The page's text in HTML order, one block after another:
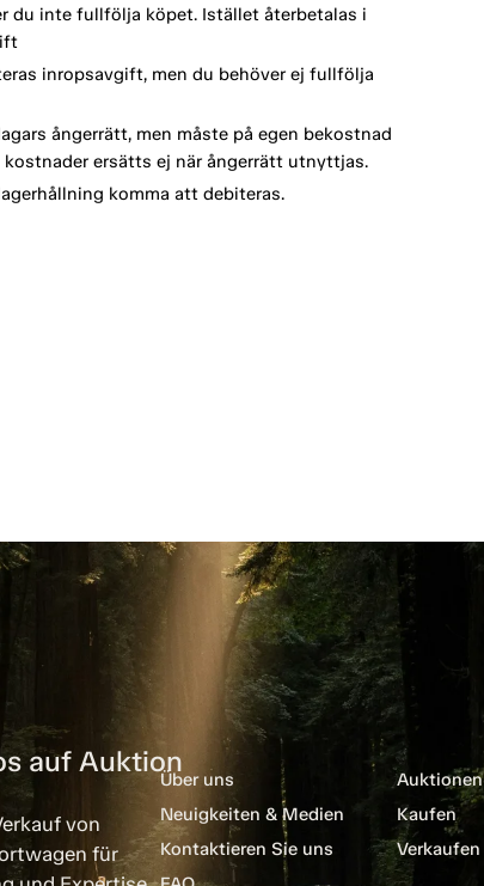
du inte fullfölja köpet. Istället återbetalas i
inropsavgift, men du behöver ej fullfölja
ångerrätt, men måste på egen bekostnad
ersätts ej när ångerrätt utnyttjas.
komma att debiteras.
auf Auktion
von
für
Über uns
Neuigkeiten & Medien
Kontaktieren Sie uns
Auktionen
Kaufen
Verkaufen